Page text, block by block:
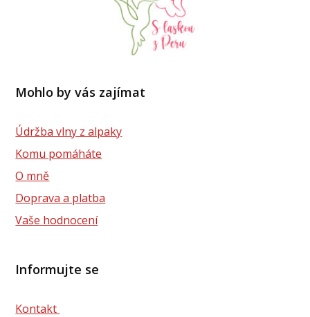
Mohlo by vás zajímat
Údržba vlny z alpaky
Komu pomáháte
O mně
Doprava a platba
Vaše hodnocení
Informujte se
Kontakt